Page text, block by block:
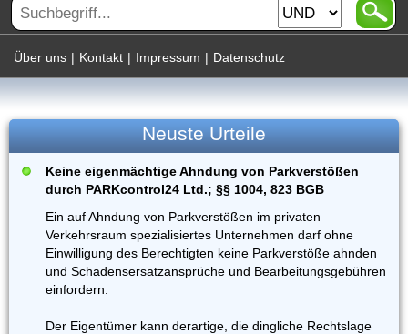
Über uns | Kontakt | Impressum | Datenschutz
Neuste Urteile
Keine eigenmächtige Ahndung von Parkverstößen
durch PARKcontrol24 Ltd.; §§ 1004, 823 BGB
Ein auf Ahndung von Parkverstößen im privaten
Verkehrsraum spezialisiertes Unternehmen darf ohne
Einwilligung des Berechtigten keine Parkverstöße ahnden
und Schadensersatzansprüche und Bearbeitungsgebühren
einfordern.
Der Eigentümer kann derartige, die dingliche Rechtslage